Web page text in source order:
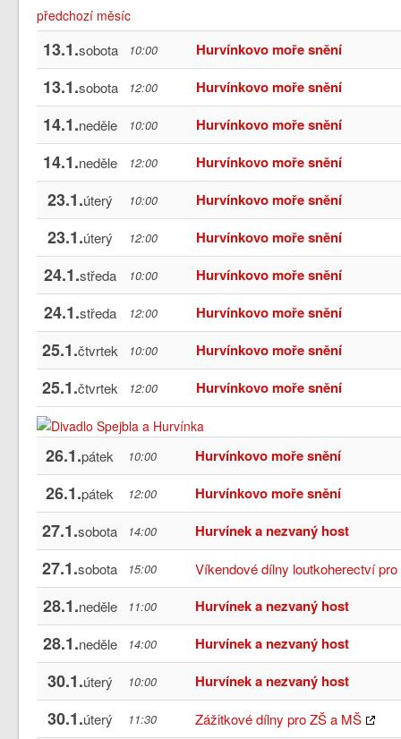
předchozí měsíc
13.1.sobota 10:00 Hurvínkovo moře snění
13.1.sobota 12:00 Hurvínkovo moře snění
14.1.neděle 10:00 Hurvínkovo moře snění
14.1.neděle 12:00 Hurvínkovo moře snění
23.1.úterý 10:00 Hurvínkovo moře snění
23.1.úterý 12:00 Hurvínkovo moře snění
24.1.středa 10:00 Hurvínkovo moře snění
24.1.středa 12:00 Hurvínkovo moře snění
25.1.čtvrtek 10:00 Hurvínkovo moře snění
25.1.čtvrtek 12:00 Hurvínkovo moře snění
26.1.pátek 10:00 Hurvínkovo moře snění
26.1.pátek 12:00 Hurvínkovo moře snění
27.1.sobota 14:00 Hurvínek a nezvaný host
27.1.sobota 15:00 Víkendové dílny loutkoherectví pro
28.1.neděle 11:00 Hurvínek a nezvaný host
28.1.neděle 14:00 Hurvínek a nezvaný host
30.1.úterý 10:00 Hurvínek a nezvaný host
30.1.úterý 11:30 Zážitkové dílny pro ZŠ a MŠ